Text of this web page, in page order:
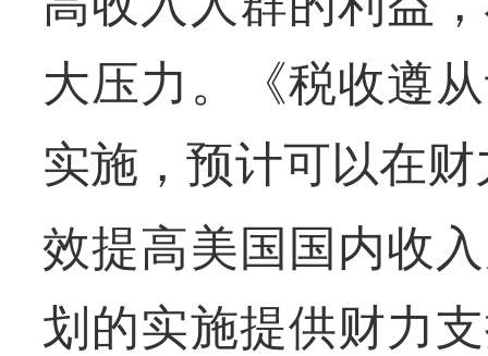
大压力。《税收遵
实施，预计可以在
效提高美国国内收
划的实施提供财力